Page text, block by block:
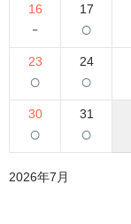
16
-
17
○
23
○
24
○
30
○
31
○
2026年7月